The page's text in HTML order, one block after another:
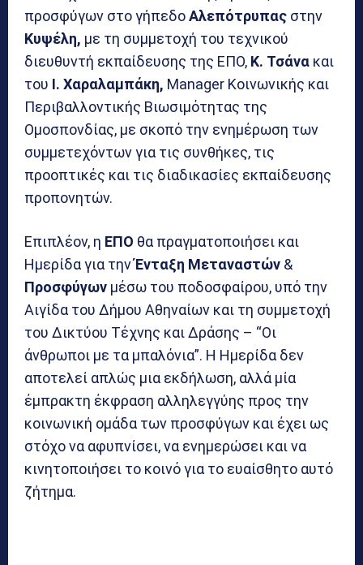
προσφύγων στο γήπεδοΑλεπότρυπας στην
Κυψέλη, με τη συμμετοχή του τεχνικού
διευθυντή εκπαίδευσης της ΕΠΟ, Κ. Τσάνα και
του Ι. Χαραλαμπάκη, Manager Κοινωνικής και
Περιβαλλοντικής Βιωσιμότητας της
Ομοσπονδίας, με σκοπό την ενημέρωση των
συμμετεχόντων για τις συνθήκες, τις
προοπτικές και τις διαδικασίες εκπαίδευσης
προπονητών.
Επιπλέον, η ΕΠΟ θα πραγματοποιήσει και
Ημερίδα για τηνΈνταξη Μεταναστών &
Προσφύγων μέσω του ποδοσφαίρου, υπό την
Αιγίδα του Δήμου Αθηναίων και τη συμμετοχή
του Δικτύου Τέχνης και Δράσης – “Οι
άνθρωποι με τα μπαλόνια”. Η Ημερίδα δεν
αποτελεί απλώς μια εκδήλωση, αλλά μία
έμπρακτη έκφραση αλληλεγγύης προς την
κοινωνική ομάδα των προσφύγων και έχει ως
στόχο να αφυπνίσει, να ενημερώσει και να
κινητοποιήσει το κοινό για το ευαίσθητο αυτό
ζήτημα.